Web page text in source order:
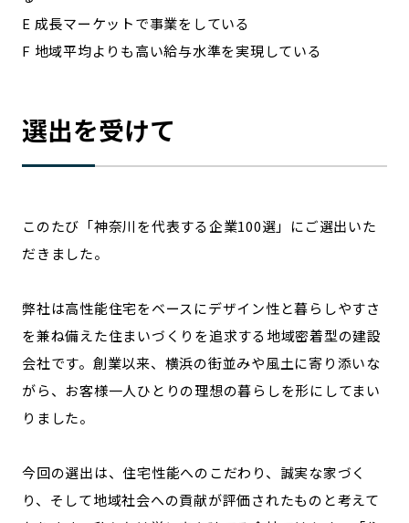
E 成長マーケットで事業をしている
F 地域平均よりも高い給与水準を実現している
選出を受けて
このたび「神奈川を代表する企業100選」にご選出いた
だきました。
弊社は高性能住宅をベースにデザイン性と暮らしやすさ
を兼ね備えた住まいづくりを追求する地域密着型の建設
会社です。創業以来、横浜の街並みや風土に寄り添いな
がら、お客様一人ひとりの理想の暮らしを形にしてまい
りました。
今回の選出は、住宅性能へのこだわり、誠実な家づく
り、そして地域社会への貢献が評価されたものと考えて